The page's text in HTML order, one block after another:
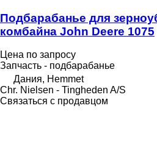
Подбарабанье для
комбайна John Deere 1075
Цена по запросу
Запчасть - подбарабанье
Дания, Hemmet
Chr. Nielsen - Tingheden A/S
Связаться с продавцом